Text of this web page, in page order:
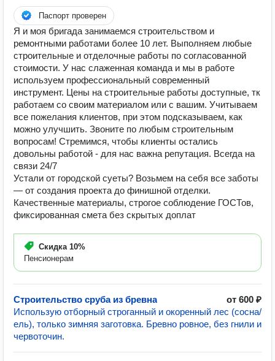
Паспорт проверен
Я и моя бригада занимаемся строительством и
ремонтными работами более 10 лет. Выполняем любые
строительные и отделочные работы по согласованной
стоимости. У нас слаженная команда и мы в работе
используем профессиональный современный
инструмент. Цены на строительные работы доступные, тк
работаем со своим материалом или с вашим. Учитываем
все пожелания клиентов, при этом подсказываем, как
можно улучшить. Звоните по любым строительным
вопросам! Стремимся, чтобы клиенты остались
довольны работой - для нас важна репутация. Всегда на
связи 24/7
Устали от городской суеты? Возьмем на себя все заботы
— от создания проекта до финишной отделки.
Качественные материалы, строгое соблюдение ГОСТов,
фиксированная смета без скрытых доплат
Скидка 10%
Пенсионерам
Строительство сруба из бревна
от 600 ₽
Использую отборный строганный и окоренный лес (сосна/
ель), только зимняя заготовка. Бревно ровное, без гнили и
червоточин.